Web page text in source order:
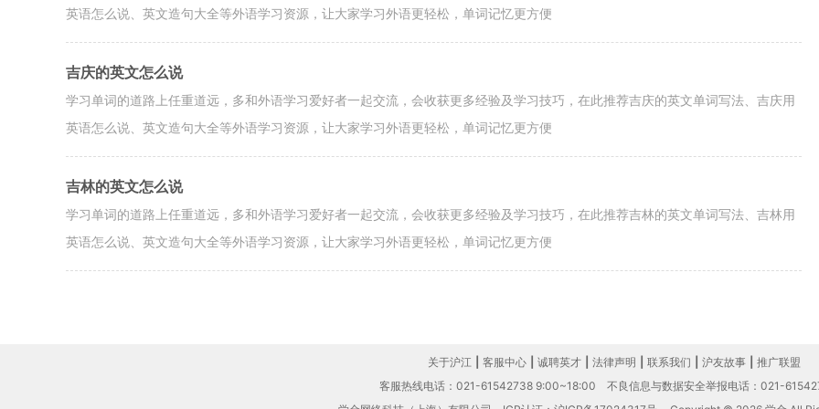
英语怎么说、英文造句大全等外语学习资源，让大家学习外语更轻松，单词记忆更方便
吉庆的英文怎么说
学习单词的道路上任重道远，多和外语学习爱好者一起交流，会收获更多经验及学习技巧，在此推荐吉庆的英文单词写法、吉庆用
英语怎么说、英文造句大全等外语学习资源，让大家学习外语更轻松，单词记忆更方便
吉林的英文怎么说
学习单词的道路上任重道远，多和外语学习爱好者一起交流，会收获更多经验及学习技巧，在此推荐吉林的英文单词写法、吉林用
英语怎么说、英文造句大全等外语学习资源，让大家学习外语更轻松，单词记忆更方便
关于沪江 客服中心 诚聘英才 法律声明 联系我们 沪友故事
推广联盟
客服热线电话：021-61542738 9:00~18:00
不良信息与数据安全举报电话：021-